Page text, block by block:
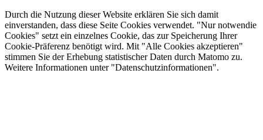
Durch die Nutzung dieser Website erklären Sie sich damit
einverstanden, dass diese Seite Cookies verwendet. "Nur notwendie
Cookies" setzt ein einzelnes Cookie, das zur Speicherung Ihrer
Cookie-Präferenz benötigt wird. Mit "Alle Cookies akzeptieren"
stimmen Sie der Erhebung statistischer Daten durch Matomo zu.
Weitere Informationen unter "Datenschutzinformationen".